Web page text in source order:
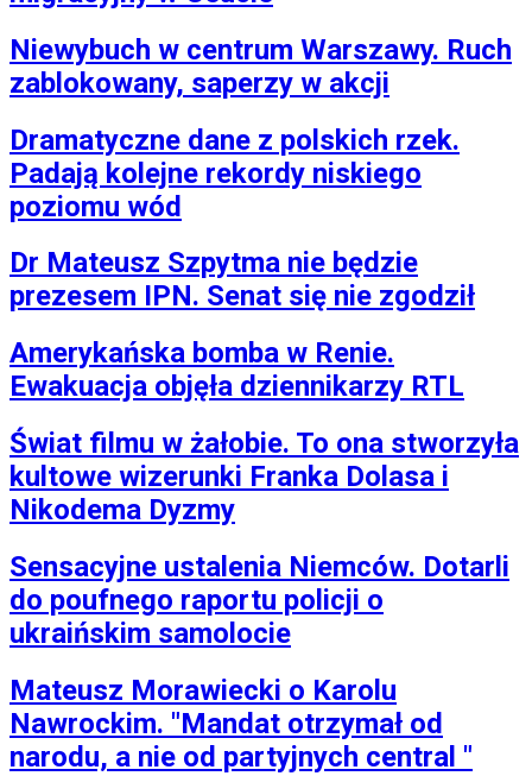
Niewybuch w centrum Warszawy. Ruch
zablokowany, saperzy w akcji
Dramatyczne dane z polskich rzek.
Padają kolejne rekordy niskiego
poziomu wód
Dr Mateusz Szpytma nie będzie
prezesem IPN. Senat się nie zgodził
Amerykańska bomba w Renie.
Ewakuacja objęła dziennikarzy RTL
Świat filmu w żałobie. To ona stworzyła
kultowe wizerunki Franka Dolasa i
Nikodema Dyzmy
Sensacyjne ustalenia Niemców. Dotarli
do poufnego raportu policji o
ukraińskim samolocie
Mateusz Morawiecki o Karolu
Nawrockim. "Mandat otrzymał od
narodu, a nie od partyjnych central "